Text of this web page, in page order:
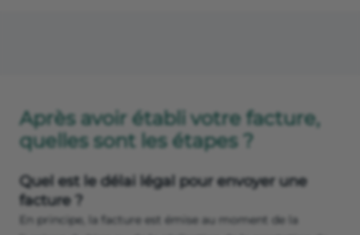
Après avoir établi votre facture,
quelles sont les étapes ?
Quel est le délai légal pour envoyer une
facture ?
En principe, la facture est émise au moment de la